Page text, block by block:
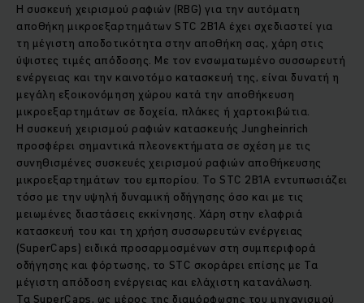
Η συσκευή χειρισμού ραφιών (RBG) για την αυτόματη
αποθήκη μικροεξαρτημάτων STC 2B1A έχει σχεδιαστεί για
τη μέγιστη αποδοτικότητα στην αποθήκη σας, χάρη στις
ύψιστες τιμές απόδοσης. Με τον ενσωματωμένο συσσωρευτή
ενέργειας και την καινοτόμο κατασκευή της, είναι δυνατή η
μεγάλη εξοικονόμηση χώρου κατά την αποθήκευση
μικροεξαρτημάτων σε δοχεία, πλάκες ή χαρτοκιβώτια.
Η συσκευή χειρισμού ραφιών κατασκευής Jungheinrich
προσφέρει σημαντικά πλεονεκτήματα σε σχέση με τις
συνηθισμένες συσκευές χειρισμού ραφιών αποθήκευσης
μικροεξαρτημάτων του εμπορίου. Το STC 2B1A εντυπωσιάζει
τόσο με την υψηλή δυναμική οδήγησης όσο και με τις
μειωμένες διαστάσεις εκκίνησης. Χάρη στην ελαφριά
κατασκευή του και τη χρήση συσσωρευτών ενέργειας
(SuperCaps) ειδικά προσαρμοσμένων στη συμπεριφορά
οδήγησης και φόρτωσης, το STC σκοράρει επίσης με Τα
μέγιστη απόδοση ενέργειας και ελάχιστη κατανάλωση.
Τα SuperCaps, ως μέρος της διαμόρφωσης του μηχανισμού